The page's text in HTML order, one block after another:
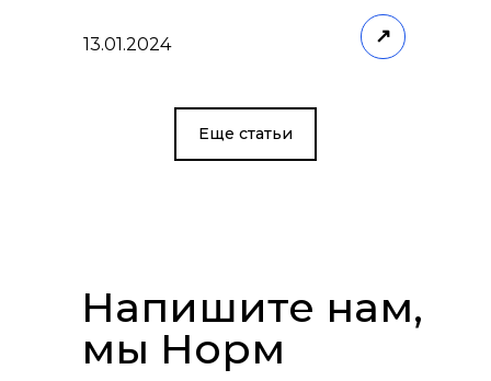
13.01.2024 ↗
Еще статьи
Хакатоны, ассессмент-центр,
микрокомьюнити: неочевидные
Напишите нам,
мы Норм